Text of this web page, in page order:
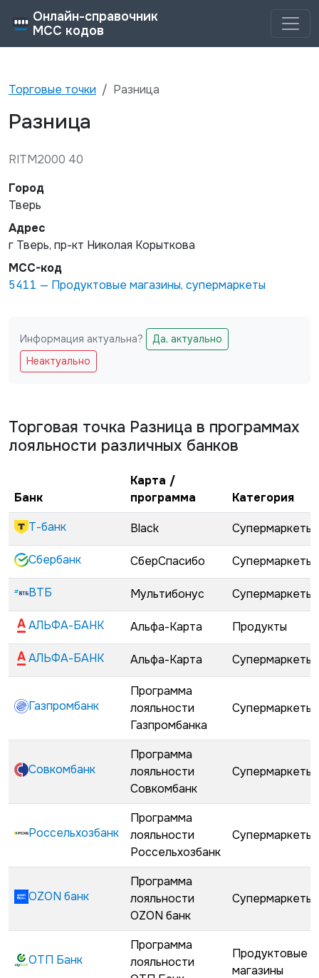
Онлайн-справочник
MCC кодов
Торговые точки Разница
Разница
RITM2000 40
Город
Тверь
Адрес
г Тверь, пр-кт Николая Корыткова
MCC-код
5411 — Продуктовые магазины, супермаркеты
Не заполняйте это поле
Информация актуальна?
Да, актуально
Неактуально
Торговая точка Разница в программах
лояльности различных банков
Банк
Карта /
программа
Категория
Т-банк
Black Супермаркеты
Сбербанк СберСпасибо Супермаркеты
ВТБ Мультибонус Супермаркеты
АЛЬФА-БАНК Альфа-Карта Продукты
АЛЬФА-БАНК Альфа-Карта Супермаркеты
Газпромбанк
Программа
лояльности
Газпромбанка
Супермаркеты
Совкомбанк
Программа
лояльности
Совкомбанк
Супермаркеты
Россельхозбанк
Программа
лояльности
Россельхозбанк
Супермаркеты
OZON банк
Программа
лояльности
OZON банк
Супермаркеты
ОТП Банк
Программа
лояльности
Продуктовые
магазины